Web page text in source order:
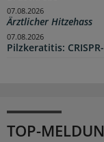
Ärztlicher Hitzehass
07.08.2026
Pilzkeratitis:
07.08.2026
TOP-